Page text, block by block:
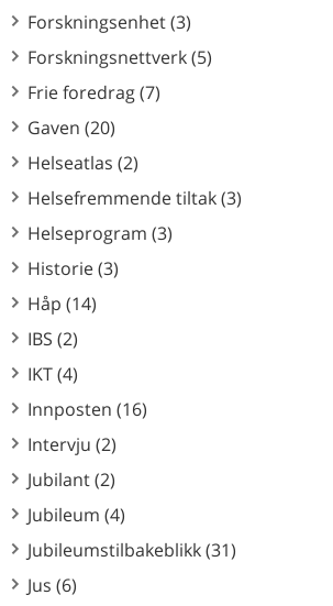
Forskningsenhet (3)
Forskningsnettverk (5)
Frie foredrag (7)
Gaven (20)
Helseatlas (2)
Helsefremmende tiltak (3)
Helseprogram (3)
Historie (3)
Håp (14)
IBS (2)
IKT (4)
Innposten (16)
Intervju (2)
Jubilant (2)
Jubileum (4)
Jubileumstilbakeblikk (31)
Jus (6)